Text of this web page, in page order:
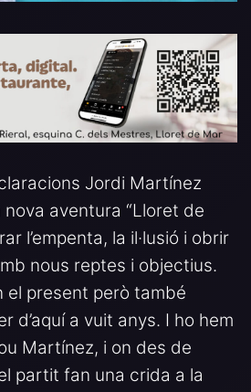
Jordi Martínez
aventura “Lloret de
l’empenta, la il·lusió i obrir
nous reptes i objectius.
el present però també
d’aquí a vuit anys. I ho hem
Martínez, i on des de
partit fan una crida a la